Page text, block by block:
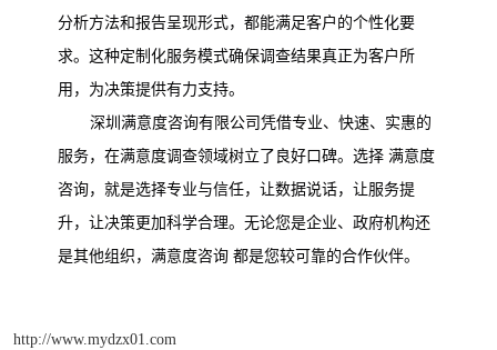
分析方法和报告呈现形式，都能满足客户的个性化要
求。这种定制化服务模式确保调查结果真正为客户所
用，为决策提供有力支持。
深圳满意度咨询有限公司凭借专业、快速、实惠的
服务，在满意度调查领域树立了良好口碑。选择 满意度
咨询，就是选择专业与信任，让数据说话，让服务提
升，让决策更加科学合理。无论您是企业、政府机构还
是其他组织，满意度咨询 都是您较可靠的合作伙伴。
http://www.mydzx01.com